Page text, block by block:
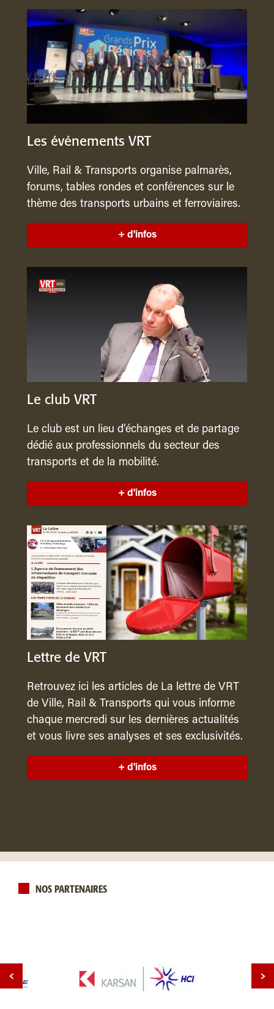
Les événements VRT
Ville, Rail & Transports organise palmarès,
forums, tables rondes et conférences sur le
thème des transports urbains et ferroviaires.
+ d'infos
Le club VRT
Le club est un lieu d’échanges et de partage
dédié aux professionnels du secteur des
transports et de la mobilité.
+ d'infos
Lettre de VRT
Retrouvez ici les articles de La lettre de VRT
de Ville, Rail & Transports qui vous informe
chaque mercredi sur les dernières actualités
et vous livre ses analyses et ses exclusivités.
+ d'infos
NOS PARTENAIRES